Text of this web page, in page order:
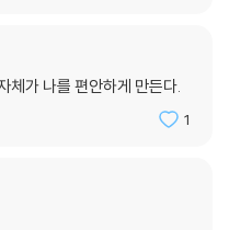
체가 나를 편안하게 만든다.
1